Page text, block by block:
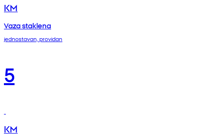
KM
Vaza staklena
jednostavan, providan
5
KM